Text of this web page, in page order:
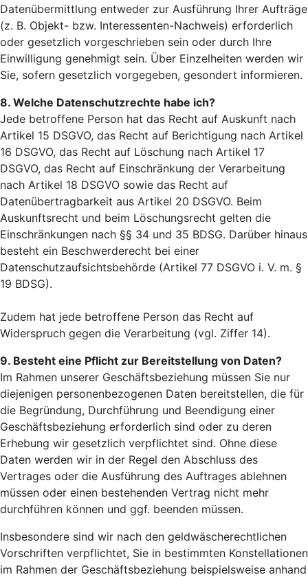
Datenübermittlung entweder zur Ausführung Ihrer Aufträge
(z. B. Objekt- bzw. Interessenten-Nachweis) erforderlich
oder gesetzlich vorgeschrieben sein oder durch Ihre
Einwilligung genehmigt sein. Über Einzelheiten werden wir
Sie, sofern gesetzlich vorgegeben, gesondert informieren.
8. Welche Datenschutzrechte habe ich?
Jede betroffene Person hat das Recht auf Auskunft nach
Artikel 15 DSGVO, das Recht auf Berichtigung nach Artikel
16 DSGVO, das Recht auf Löschung nach Artikel 17
DSGVO, das Recht auf Einschränkung der Verarbeitung
nach Artikel 18 DSGVO sowie das Recht auf
Datenübertragbarkeit aus Artikel 20 DSGVO. Beim
Auskunftsrecht und beim Löschungsrecht gelten die
Einschränkungen nach §§ 34 und 35 BDSG. Darüber hinaus
besteht ein Beschwerderecht bei einer
Datenschutzaufsichtsbehörde (Artikel 77 DSGVO i. V. m. §
19 BDSG).
Zudem hat jede betroffene Person das Recht auf
Widerspruch gegen die Verarbeitung (vgl. Ziffer 14).
9. Besteht eine Pflicht zur Bereitstellung von Daten?
Im Rahmen unserer Geschäftsbeziehung müssen Sie nur
diejenigen personenbezogenen Daten bereitstellen, die für
die Begründung, Durchführung und Beendigung einer
Geschäftsbeziehung erforderlich sind oder zu deren
Erhebung wir gesetzlich verpflichtet sind. Ohne diese
Daten werden wir in der Regel den Abschluss des
Vertrages oder die Ausführung des Auftrages ablehnen
müssen oder einen bestehenden Vertrag nicht mehr
durchführen können und ggf. beenden müssen.
Insbesondere sind wir nach den geldwäscherechtlichen
Vorschriften verpflichtet, Sie in bestimmten Konstellationen
im Rahmen der Geschäftsbeziehung beispielsweise anhand